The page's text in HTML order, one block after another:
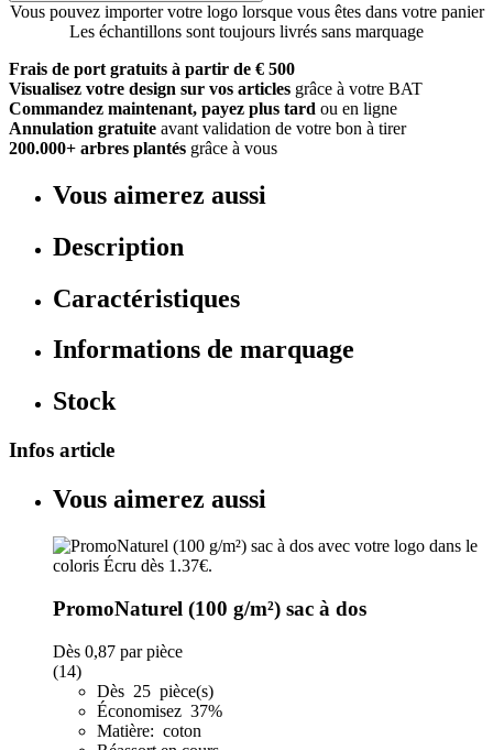
Vous pouvez importer votre logo lorsque vous êtes dans votre panier
Les échantillons sont toujours livrés sans marquage
Frais de port gratuits à partir de € 500
Visualisez votre design sur vos articles grâce à votre BAT
Commandez maintenant, payez plus tard ou en ligne
Annulation gratuite avant validation de votre bon à tirer
200.000+ arbres plantés grâce à vous
Vous aimerez aussi
Description
Caractéristiques
Informations de marquage
Stock
Infos article
Vous aimerez aussi
PromoNaturel (100 g/m²) sac à dos
Dès 0,87 par pièce
(14)
Dès 25 pièce(s)
Économisez 37%
Matière: coton